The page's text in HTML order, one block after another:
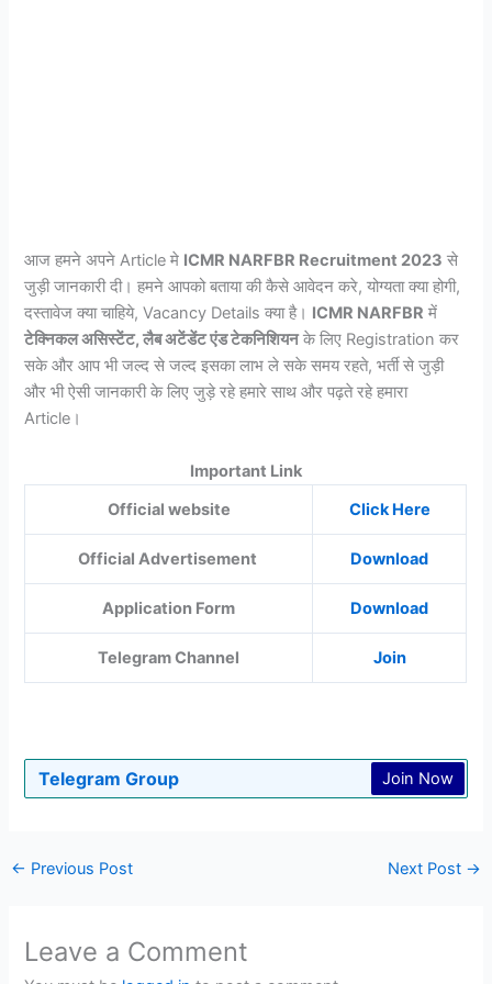
आज हमने अपने Article मे ICMR NARFBR Recruitment 2023 से
जुड़ी जानकारी दी। हमने आपको बताया की कैसे आवेदन करे, योग्यता क्या होगी,
दस्तावेज क्या चाहिये, Vacancy Details क्या है। ICMR NARFBR में
टेक्निकल असिस्टेंट, लैब अटेंडेंट एंड टेकनिशियनके लिए Registration कर
सके और आप भी जल्द से जल्द इसका लाभ ले सके समय रहते, भर्ती से जुड़ी
और भी ऐसी जानकारी के लिए जुड़े रहे हमारे साथ और पढ़ते रहे हमारा
Article।
Important Link
Official website
Click Here
Official Advertisement Download
Application Form Download
Telegram Channel Join
Telegram Group Join Now
← Previous Post Next Post →
Leave a Comment